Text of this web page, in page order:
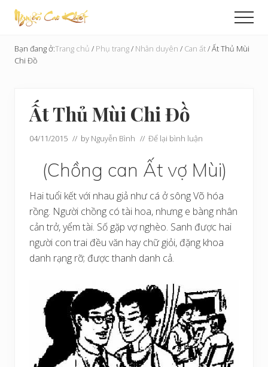
Menu
Skip
content
qua
sidebar
Tạo
Hoàn
Bạn đang ở:Trang chủ / Phụ trang/ Nhân duyên / Can ất/Ất Thủ Mùi
Chi Đồ
Ất Thủ Mùi Chi Đồ
04/11/2015 // by Nguyễn Bình // Để lại bình luận
(Chồng can Ất vợ Mùi)
Hai tuổi kết với nhau giả như cá ở sông Võ hóa
rồng. Người chồng có tài hoa, nhưng e bàng nhân
cản trở, yểm tài. Số gặp vợ nghèo. Sanh được hai
người con trai đều văn hay chữ giỏi, đặng khoa
danh rạng rỡ; được thanh danh cả.